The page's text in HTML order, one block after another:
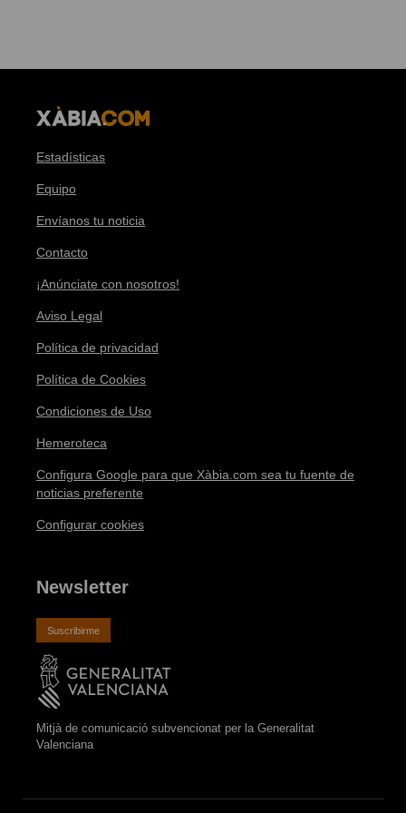
Estadísticas
Equipo
Envíanos tu noticia
Contacto
¡Anúnciate con nosotros!
Aviso Legal
Política de privacidad
Política de Cookies
Condiciones de Uso
Hemeroteca
Configura Google para que Xàbia.com sea tu fuente de
noticias preferente
Configurar cookies
Newsletter
Suscribirme
Mitjà de comunicació subvencionat per la Generalitat
Valenciana